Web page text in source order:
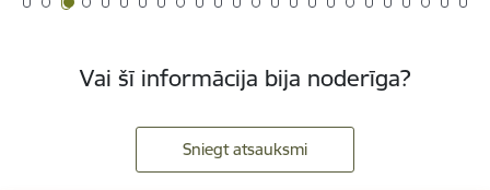
Vai šī informācija bija noderīga?
Sniegt atsauksmi